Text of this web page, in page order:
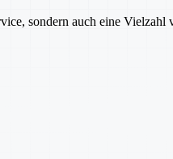
sondern auch eine